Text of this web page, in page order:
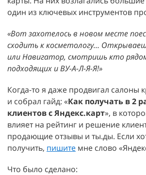
один из ключевых инструментов
«Вот захотелось в новом месте
сходить к косметологу…
или Навигатор, смотришь кто
подходящих и ВУ-А-Л-Я-Я!»
Когда-то я даже продвигал салоны
и собрал гайд: «Как получать в 2
клиентов с Яндекс.карт», в
влияет на рейтинг и решение
продающие отзывы и ты.ды. Если
получить, пишите мне слово
Что было сделано: